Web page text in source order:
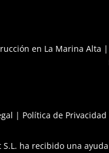
en La Marina Alta |
| Política de Privacidad
ha recibido una